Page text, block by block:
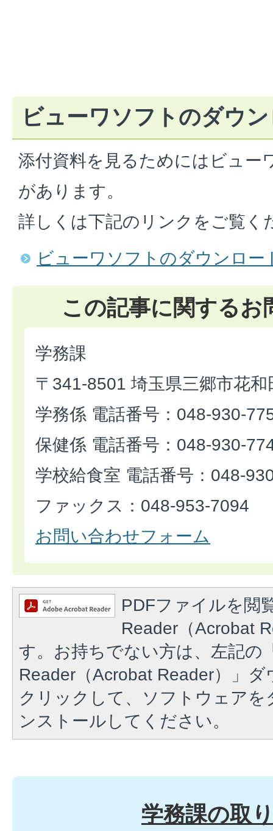
ビューワソフトのダウ
添付資料を見るためにはビュー
があります。
詳しくは下記のリンクをご覧く
ビューワソフトのダウンロー
この記事に関するお
学務課
〒341-8501 埼玉県三郷市花
学務係 電話番号：048-930-
保健係 電話番号：048-930-
学校給食室 電話番号：048-
ファックス：048-953-7094
お問い合わせフォーム
PDFファイルを閲
Reader（Acrobat
す。お持ちでない方は、左記の
Reader（Acrobat Reader）」
クリックして、ソフトウェア
ンストールしてください。
学務課の取